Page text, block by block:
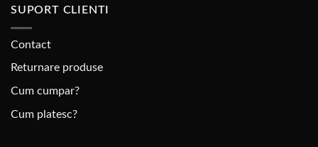
SUPORT CLIENTI
Contact
Returnare produse
Cum cumpar?
Cum platesc?